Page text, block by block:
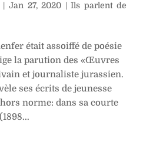
| Jan 27, 2020 |Ils parlent de
était assoiffé de poésie
la parution des «Œuvres
et journaliste jurassien.
ses écrits de jeunesse
norme: dans sa courte